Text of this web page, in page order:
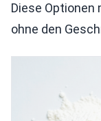
Diese Optionen
ohne den